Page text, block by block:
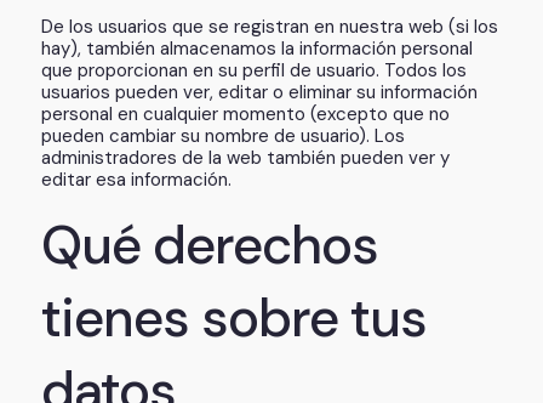
De los usuarios que se registran en nuestra web (si los
hay), también almacenamos la información personal
que proporcionan en su perfil de usuario. Todos los
usuarios pueden ver, editar o eliminar su información
personal en cualquier momento (excepto que no
pueden cambiar su nombre de usuario). Los
administradores de la web también pueden ver y
editar esa información.
Qué derechos
tienes sobre tus